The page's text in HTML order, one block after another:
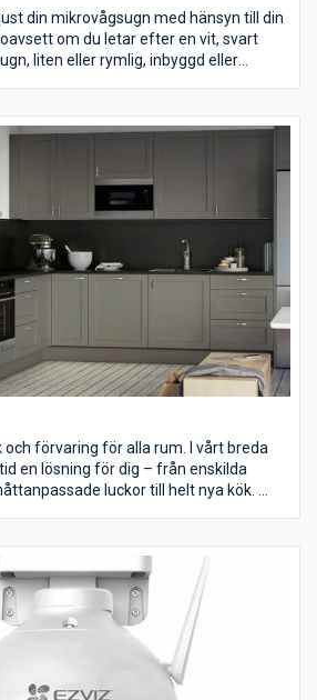
din mikrovågsugn med hänsyn till din
om du letar efter en vit, svart
liten eller rymlig, inbyggd eller
finns även modeller av mikrovågsugn
ångkokning, som gör att du kan få en
och förvaring för alla rum. I vårt breda
en lösning för dig – från enskilda
luckor till helt nya kök.
olika kökserbjudanden, där dina
vägleder dig. Tillsammans med våra
unik lösning, just för dig.